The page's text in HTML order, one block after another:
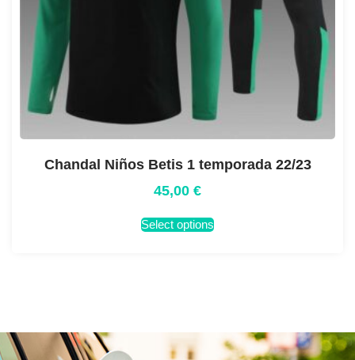
Chandal Niños Betis 1 temporada 22/23
45,00 €
Select options